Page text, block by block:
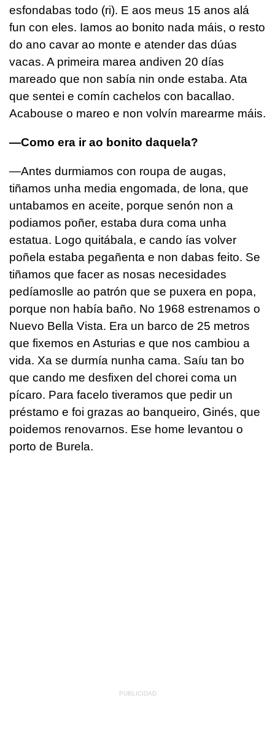
esfondabas todo (ri). E aos meus 15 anos alá
fun con eles. Iamos ao bonito nada máis, o resto
do ano cavar ao monte e atender das dúas
vacas. A primeira marea andiven 20 días
mareado que non sabía nin onde estaba. Ata
que sentei e comín cachelos con bacallao.
Acabouse o mareo e non volvín marearme máis.
—Como era ir ao bonito daquela?
—Antes durmiamos con roupa de augas,
tiñamos unha media engomada, de lona, que
untabamos en aceite, porque senón non a
podiamos poñer, estaba dura coma unha
estatua. Logo quitábala, e cando ías volver
poñela estaba pegañenta e non dabas feito. Se
tiñamos que facer as nosas necesidades
pedíamoslle ao patrón que se puxera en popa,
porque non había baño. No 1968 estrenamos o
Nuevo Bella Vista. Era un barco de 25 metros
que fixemos en Asturias e que nos cambiou a
vida. Xa se durmía nunha cama. Saíu tan bo
que cando me desfixen del chorei coma un
pícaro. Para facelo tiveramos que pedir un
préstamo e foi grazas ao banqueiro, Ginés, que
poidemos renovarnos. Ese home levantou o
porto de Burela.